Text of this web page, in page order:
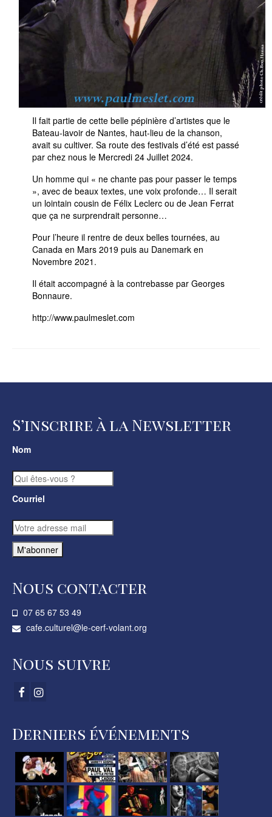
Il fait partie de cette belle pépinière d’artistes que le
Bateau-lavoir de Nantes, haut-lieu de la chanson,
avait su cultiver. Sa route des festivals d’été est passé
par chez nous le Mercredi 24 Juillet 2024.
Un homme qui « ne chante pas pour passer le temps
», avec de beaux textes, une voix profonde… Il serait
un lointain cousin de Félix Leclerc ou de Jean Ferrat
que ça ne surprendrait personne…
Pour l’heure il rentre de deux belles tournées, au
Canada en Mars 2019 puis au Danemark en
Novembre 2021.
Il était accompagné à la contrebasse par Georges
Bonnaure.
http://www.paulmeslet.com
S’inscrire à la Newsletter
Nom
Courriel
Nous contacter
07 65 67 53 49­
cafe.culturel@le-cerf-volant.org
Nous suivre
Derniers événements